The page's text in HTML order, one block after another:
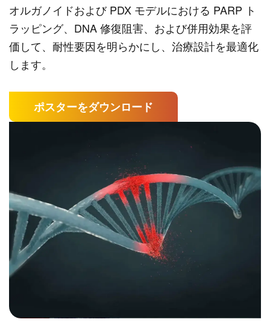
オルガノイドおよび PDX モデルにおける PARP ト
ラッピング、DNA 修復阻害、および併用効果を評
価して、耐性要因を明らかにし、治療設計を最適化
します。
ポスターをダウンロード